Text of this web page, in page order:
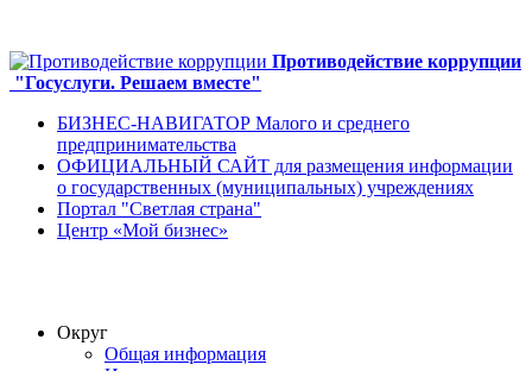
Противодействие коррупции
"Госуслуги. Решаем вместе"
БИЗНЕС-НАВИГАТОР Малого и среднего
предпринимательства
ОФИЦИАЛЬНЫЙ САЙТ для размещения информации
о государственных (муниципальных) учреждениях
Портал "Светлая страна"
Центр «Мой бизнес»
Округ
Общая информация